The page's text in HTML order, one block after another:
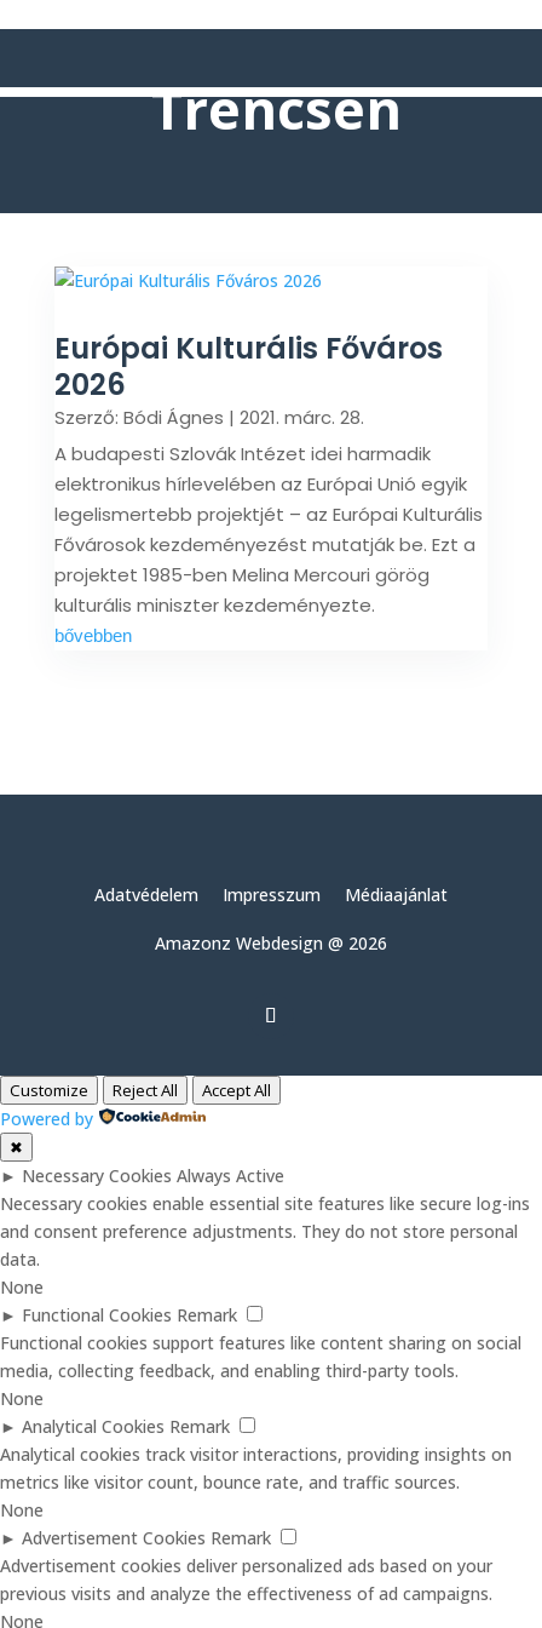
Trencsén
Európai Kulturális Főváros
2026
Szerző: Bódi Ágnes | 2021. márc. 28.
A budapesti Szlovák Intézet idei harmadik
elektronikus hírlevelében az Európai Unió egyik
legelismertebb projektjét – az Európai Kulturális
Fővárosok kezdeményezést mutatják be. Ezt a
projektet 1985-ben Melina Mercouri görög
kulturális miniszter kezdeményezte.
bővebben
Adatvédelem Impresszum Médiaajánlat
Amazonz Webdesign @ 2026
Customize Reject All Accept All
Powered by
✖
► Necessary Cookies Always Active
Necessary cookies enable essential site features like secure log-ins
and consent preference adjustments. They do not store personal
data.
None
► Functional Cookies Remark
Functional cookies support features like content sharing on social
media, collecting feedback, and enabling third-party tools.
None
► Analytical Cookies Remark
Analytical cookies track visitor interactions, providing insights on
metrics like visitor count, bounce rate, and traffic sources.
None
► Advertisement Cookies Remark
Advertisement cookies deliver personalized ads based on your
previous visits and analyze the effectiveness of ad campaigns.
None